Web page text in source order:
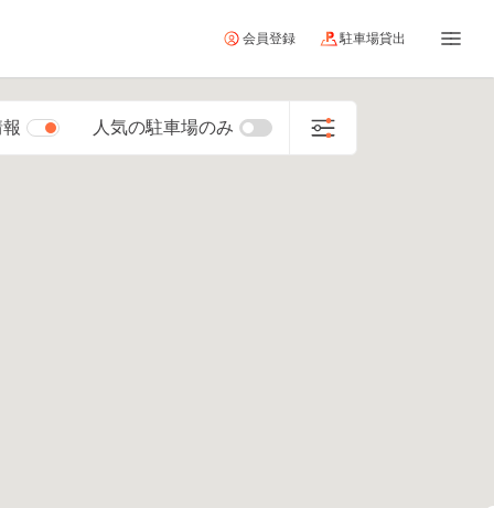
会員登録 駐車場貸出
人気の駐車場のみ